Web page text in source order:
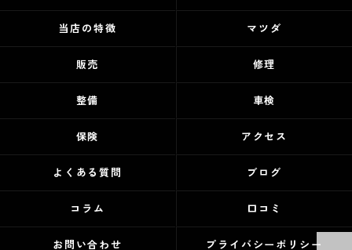
当店の特徴 マツダ
販売 修理
整備 車検
保険 アクセス
よくある質問 ブログ
コラム 口コミ
お問い合わせ プライバシーポリシー